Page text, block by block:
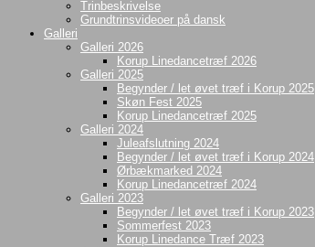
Trinbeskrivelse
Grundtrinsvideoer på dansk
Galleri
Galleri 2026
Korup Linedancetræf 2026
Galleri 2025
Begynder / let øvet træf i Korup 2025
Skøn Fest 2025
Korup Linedancetræf 2025
Galleri 2024
Juleafslutning 2024
Begynder / let øvet træf i Korup 2024
Ørbækmarked 2024
Korup Linedancetræf 2024
Galleri 2023
Begynder / let øvet træf i Korup 2023
Sommerfest 2023
Korup Linedance Træf 2023